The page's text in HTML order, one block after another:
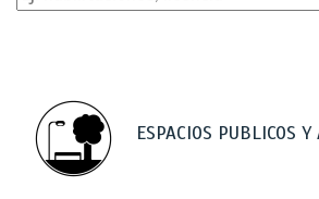
ESPACIOS PUBLICOS